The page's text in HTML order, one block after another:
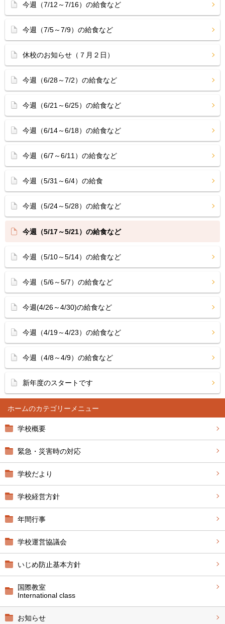
ホーム
学校概要
緊急・災害時の対応
学校だより
学校経営方針
年間行事
学校運営協議会
いじめ防止基本方針
国際教室
International class
お知らせ
今週（7/12～7/16）の給食など
今週（7/5～7/9）の給食など
休校のお知らせ（７月２日）
今週（6/28～7/2）の給食など
今週（6/21～6/25）の給食など
今週（6/14～6/18）の給食など
今週（6/7～6/11）の給食など
今週（5/31～6/4）の給食
今週（5/24～5/28）の給食など
今週（5/17～5/21）の給食など
今週（5/10～5/14）の給食など
今週（5/6～5/7）の給食など
今週(4/26～4/30)の給食など
今週（4/19～4/23）の給食など
今週（4/8～4/9）の給食など
新年度のスタートです